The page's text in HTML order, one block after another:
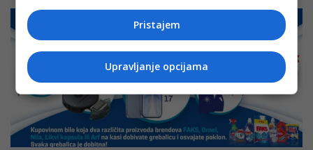
Pristajem
Upravljanje opcijama